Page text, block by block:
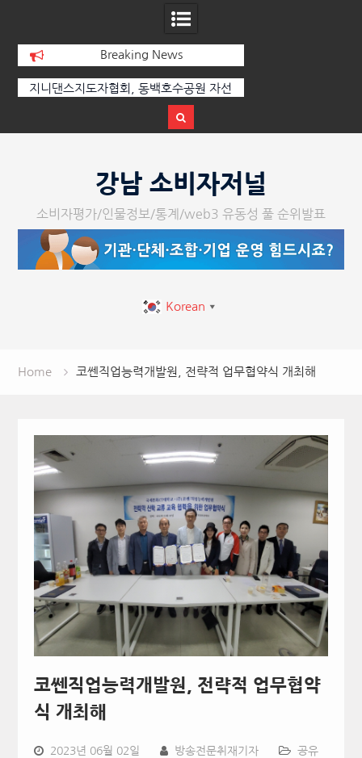
Breaking News
지니댄스지도자협회, 동백호수공원 자선
강남 소비자저널
소비자평가/인물정보/통계/web3 유동성 풀 순위발표
Korean ▼
Home 코쎈직업능력개발원, 전략적 업무협약식 개최해
코쎈직업능력개발원, 전략적 업무협약
식 개최해
2023년 06월 02일 방송전문취재기자 공유